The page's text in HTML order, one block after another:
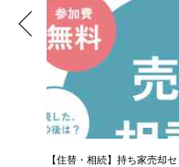
【住替・相続】持ち家売却